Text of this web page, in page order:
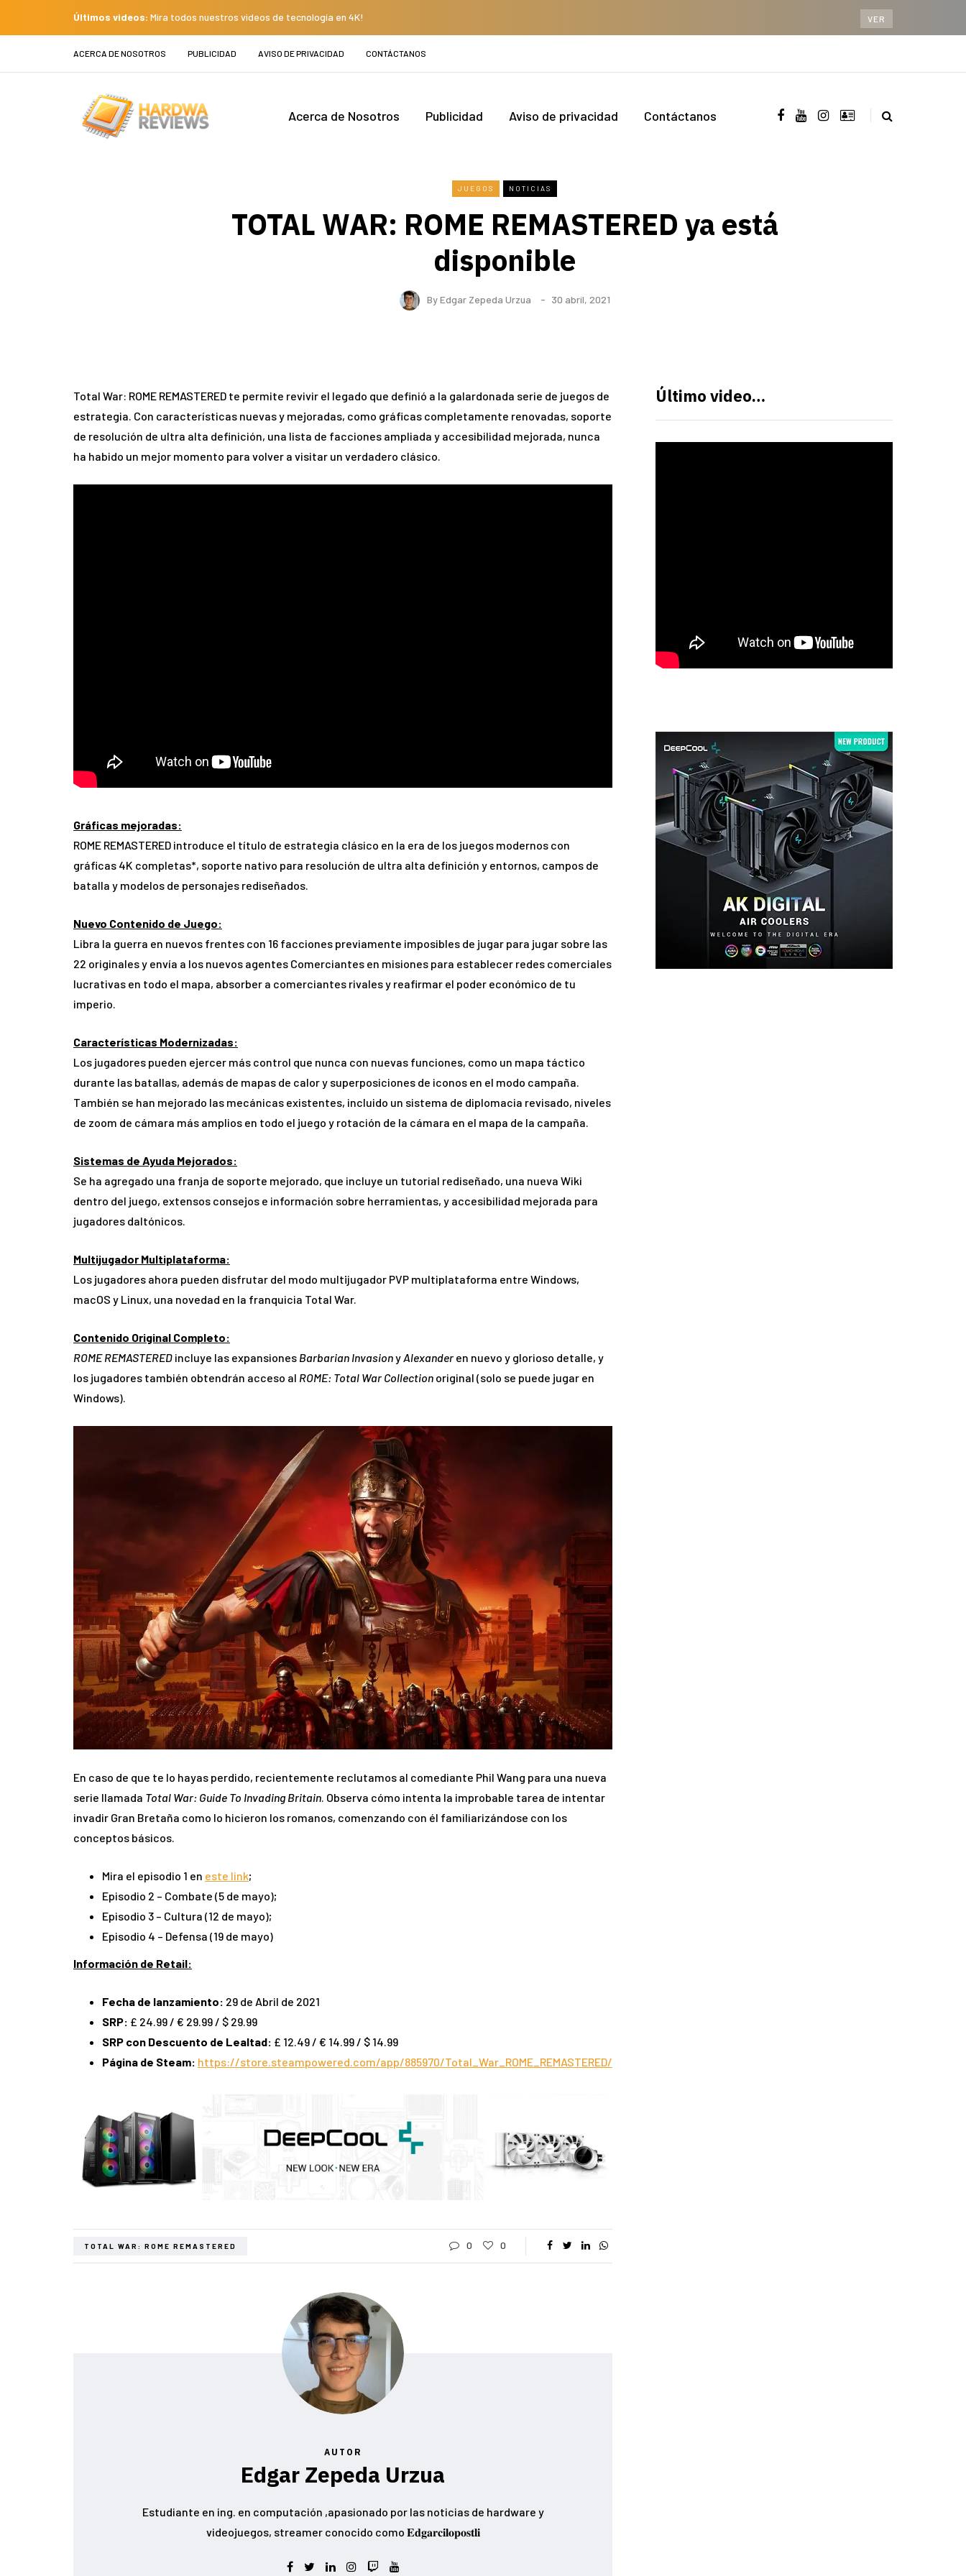
Últimos videos: Mira todos nuestros videos de tecnología en 4K! VER
ACERCA DE NOSOTROS PUBLICIDAD AVISO DE PRIVACIDAD CONTÁCTANOS
Acerca de Nosotros Publicidad Aviso de privacidad Contáctanos
JUEGOS NOTICIAS
TOTAL WAR: ROME REMASTERED ya está
disponible
ByEdgar Zepeda Urzua 30 abril, 2021
Total War: ROME REMASTERED te permite revivir el legado que definió a la galardonada serie de juegos de
estrategia. Con características nuevas y mejoradas, como gráficas completamente renovadas, soporte
de resolución de ultra alta definición, una lista de facciones ampliada y accesibilidad mejorada, nunca
ha habido un mejor momento para volver a visitar un verdadero clásico.
Gráficas mejoradas:
ROME REMASTERED introduce el título de estrategia clásico en la era de los juegos modernos con
gráficas 4K completas*, soporte nativo para resolución de ultra alta definición y entornos, campos de
batalla y modelos de personajes rediseñados.
Nuevo Contenido de Juego:
Libra la guerra en nuevos frentes con 16 facciones previamente imposibles de jugar para jugar sobre las
22 originales y envía a los nuevos agentes Comerciantes en misiones para establecer redes comerciales
lucrativas en todo el mapa, absorber a comerciantes rivales y reafirmar el poder económico de tu
imperio.
Características Modernizadas:
Los jugadores pueden ejercer más control que nunca con nuevas funciones, como un mapa táctico
durante las batallas, además de mapas de calor y superposiciones de iconos en el modo campaña.
También se han mejorado las mecánicas existentes, incluido un sistema de diplomacia revisado, niveles
de zoom de cámara más amplios en todo el juego y rotación de la cámara en el mapa de la campaña.
Sistemas de Ayuda Mejorados:
Se ha agregado una franja de soporte mejorado, que incluye un tutorial rediseñado, una nueva Wiki
dentro del juego, extensos consejos e información sobre herramientas, y accesibilidad mejorada para
jugadores daltónicos.
Multijugador Multiplataforma:
Los jugadores ahora pueden disfrutar del modo multijugador PVP multiplataforma entre Windows,
macOS y Linux, una novedad en la franquicia Total War.
Contenido Original Completo:
ROME REMASTERED incluye las expansiones Barbarian InvasionyAlexander en nuevo y glorioso detalle, y
los jugadores también obtendrán acceso al ROME: Total War Collection original (solo se puede jugar en
Windows).
En caso de que te lo hayas perdido, recientemente reclutamos al comediante Phil Wang para una nueva
serie llamada Total War: Guide To Invading Britain. Observa cómo intenta la improbable tarea de intentar
invadir Gran Bretaña como lo hicieron los romanos, comenzando con él familiarizándose con los
conceptos básicos.
Mira el episodio 1 en este link;
Episodio 2 – Combate (5 de mayo);
Episodio 3 – Cultura (12 de mayo);
Episodio 4 – Defensa (19 de mayo)
Información de Retail:
Fecha de lanzamiento: 29 de Abril de 2021
SRP: £ 24.99 / € 29.99 / $ 29.99
SRP con Descuento de Lealtad: £ 12.49 / € 14.99 / $ 14.99
Página de Steam: https://store.steampowered.com/app/885970/Total_War_ROME_REMASTERED/
TOTAL WAR: ROME REMASTERED 0 0
AUTOR
Edgar Zepeda Urzua
Estudiante en ing. en computación ,apasionado por las noticias de hardware y
videojuegos, streamer conocido como 𝐄𝐝𝐠𝐚𝐫𝐜𝐢𝐥𝐨𝐩𝐨𝐬𝐭𝐥𝐢
Último video…